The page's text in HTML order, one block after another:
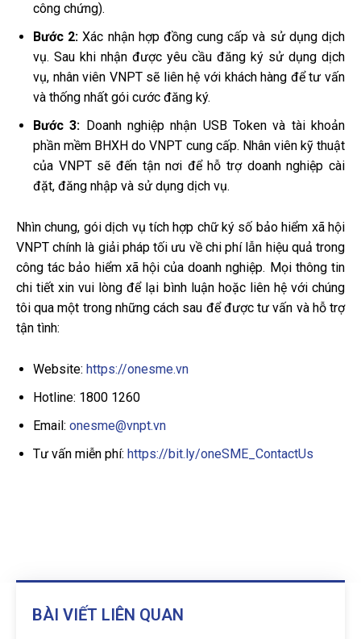
công chứng).
Bước 2:Xác nhận hợp đồng cung cấp và sử dụng dịch
vụ. Sau khi nhận được yêu cầu đăng ký sử dụng dịch
vụ, nhân viên VNPT sẽ liên hệ với khách hàng để tư vấn
và thống nhất gói cước đăng ký.
Bước 3: Doanh nghiệp nhận USB Token và tài khoản
phần mềm BHXH do VNPT cung cấp. Nhân viên kỹ thuật
của VNPT sẽ đến tận nơi để hỗ trợ doanh nghiệp cài
đặt, đăng nhập và sử dụng dịch vụ.
Nhìn chung, gói dịch vụ tích hợp chữ ký số bảo hiểm xã hội
VNPT chính là giải pháp tối ưu về chi phí lẫn hiệu quả trong
công tác bảo hiểm xã hội của doanh nghiệp. Mọi thông tin
chi tiết xin vui lòng để lại bình luận hoặc liên hệ với chúng
tôi qua một trong những cách sau để được tư vấn và hỗ trợ
tận tình:
Website: https://onesme.vn
Hotline: 1800 1260
Email: onesme@vnpt.vn
Tư vấn miễn phí: https://bit.ly/oneSME_ContactUs
BÀI VIẾT LIÊN QUAN